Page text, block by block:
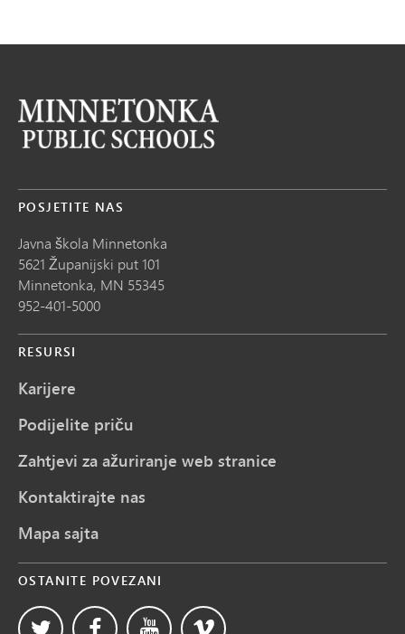
POSJETITE NAS
Javna škola Minnetonka
5621 Županijski put 101
Minnetonka, MN 55345
952-401-5000
RESURSI
Karijere
Podijelite priču
Zahtjevi za ažuriranje web stranice
Kontaktirajte nas
Mapa sajta
OSTANITE POVEZANI